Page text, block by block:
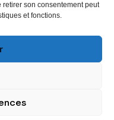
son consentement peut
et fonctions.
|